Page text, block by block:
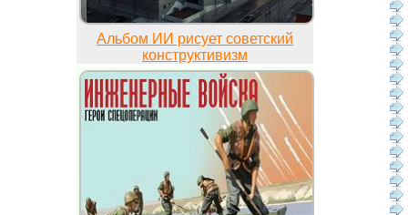
Альбом ИИ рисует советский
конструктивизм